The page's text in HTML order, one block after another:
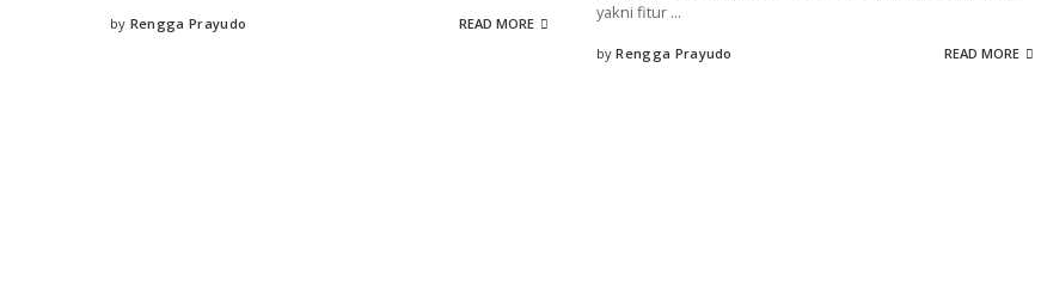
Posted
by Rengga Prayudo READ MORE
yakni fitur ...
Posted
by Rengga Prayudo READ MORE